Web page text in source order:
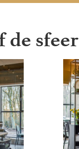
de sfeer